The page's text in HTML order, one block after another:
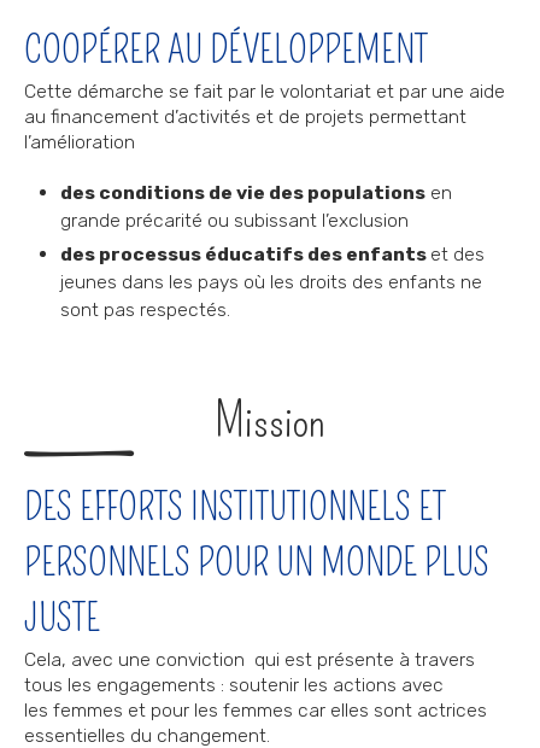
COOPÉRER AU DÉVELOPPEMENT
Cette démarche se fait par le volontariat et par une aide
au financement d’activités et de projets permettant
l’amélioration
des conditions de vie des populations en
grande précarité ou subissant l’exclusion
des processus éducatifs des enfants et des
jeunes dans les pays où les droits des enfants ne
sont pas respectés.
Mission
DES EFFORTS INSTITUTIONNELS ET
PERSONNELS POUR UN MONDE PLUS
JUSTE
Cela, avec une conviction qui est présente à travers
tous les engagements : soutenir les actions avec
les femmes et pour les femmes car elles sont actrices
essentielles du changement.